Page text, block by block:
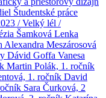
Študentské práce
/ Velký lél /
Šamková Lenka
Alexandra Meszárosová
Dávid Goffa Vanesa
Martin Polák, 1. ročník
1. ročník David
Sara Čurková, 2